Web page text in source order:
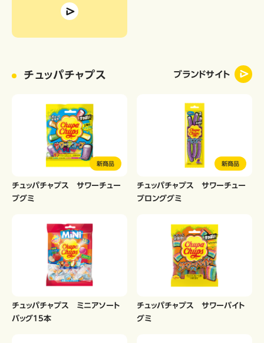
チュッパチャプス ブランドサイト
新商品
チュッパチャプス サワーチュー
ブグミ
新商品
チュッパチャプス サワーチュー
ブロンググミ
チュッパチャプス ミニアソート
バッグ15本
チュッパチャプス サワーバイト
グミ